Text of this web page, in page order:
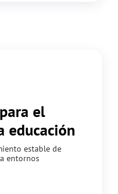
el
educación
estable de
entornos